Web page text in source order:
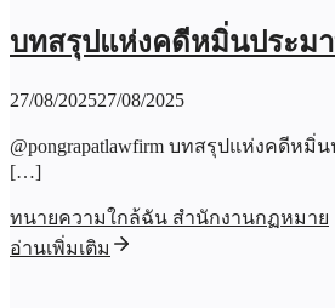
บทสรุปแห่งคดีหมิ่นประม
27/08/202527/08/2025
@pongrapatlawfirm บทสรุปแห่งคดีหมิ่น
[…]
ทนายความใกล้ฉัน สำนักงานกฏหมาย
อ่านเพิ่มเติม